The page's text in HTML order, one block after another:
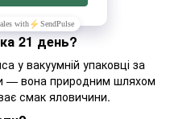
21 день?
у вакуумній упаковці за
— вона природним шляхом
смак яловичини.